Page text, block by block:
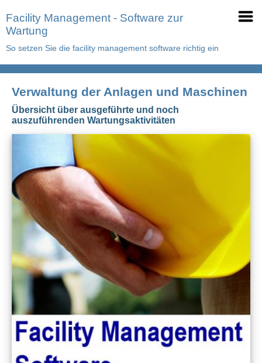
Facility Management - Software zur
Wartung
So setzen Sie die facility management software richtig ein
Verwaltung der Anlagen und Maschinen
Übersicht über ausgeführte und noch
auszuführenden Wartungsaktivitäten